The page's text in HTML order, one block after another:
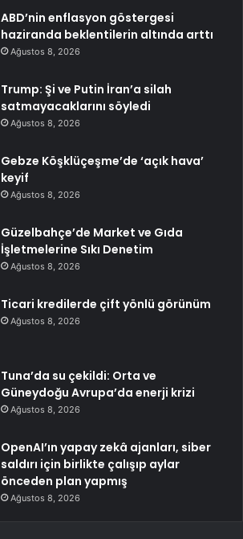
ABD’nin enflasyon göstergesi
haziranda beklentilerin altında arttı
Ağustos 8, 2026
Trump: Şi ve Putin İran’a silah
satmayacaklarını söyledi
Ağustos 8, 2026
Gebze Köşklüçeşme’de ‘açık hava’
keyif
Ağustos 8, 2026
Güzelbahçe’de Market ve Gıda
İşletmelerine Sıkı Denetim
Ağustos 8, 2026
Ticari kredilerde çift yönlü görünüm
Ağustos 8, 2026
Tuna’da su çekildi: Orta ve
Güneydoğu Avrupa’da enerji krizi
Ağustos 8, 2026
OpenAI’ın yapay zekâ ajanları, siber
saldırı için birlikte çalışıp aylar
önceden plan yapmış
Ağustos 8, 2026